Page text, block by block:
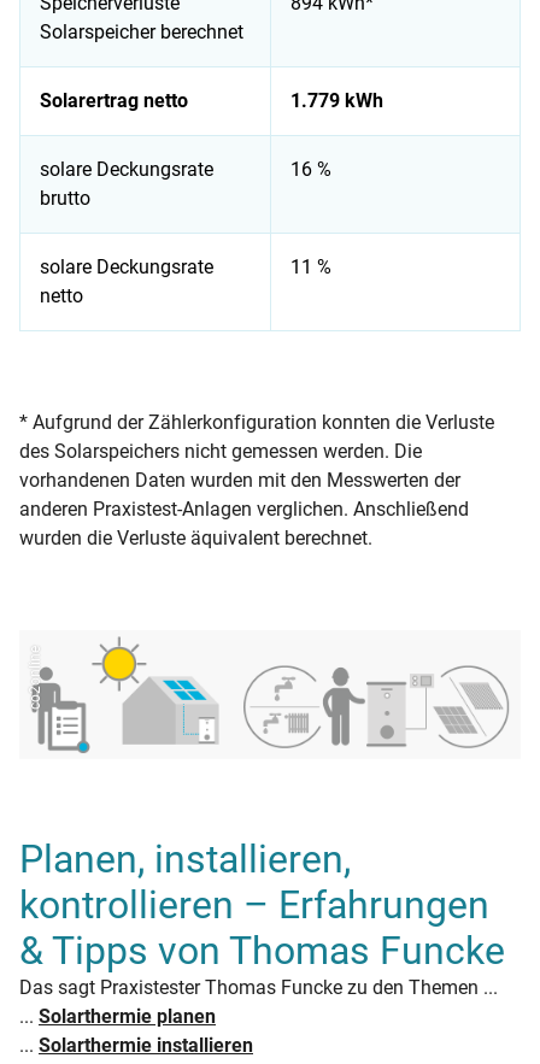
Solarspeicher berechnet
Solarertrag netto 1.779 kWh
solare Deckungsrate
brutto
16 %
solare Deckungsrate
netto
11 %
* Aufgrund der Zählerkonfiguration konnten die Verluste
des Solarspeichers nicht gemessen werden. Die
vorhandenen Daten wurden mit den Messwerten der
anderen Praxistest-Anlagen verglichen. Anschließend
wurden die Verluste äquivalent berechnet.
co2online
Planen, installieren,
kontrollieren – Erfahrungen
& Tipps von Thomas Funcke
Das sagt Praxistester Thomas Funcke zu den Themen ...
... Solarthermie planen
... Solarthermie installieren